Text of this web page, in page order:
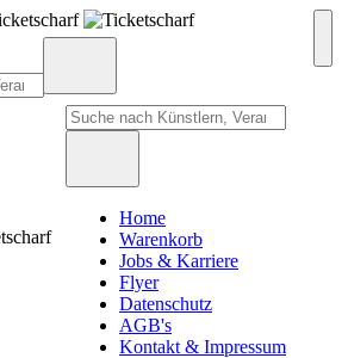
Home
Warenkorb
Jobs & Karriere
Flyer
Datenschutz
AGB's
Kontakt & Impressum